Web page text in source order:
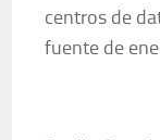
centros de
fuente de